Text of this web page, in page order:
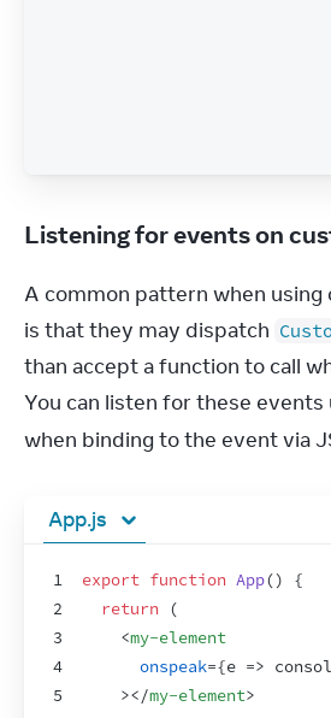
Listening for events on
A common pattern when
is that they may dispatch
than accept a function to call
You can listen for these events
when binding to the event via
App.js
1
2
3
4
5
export function App()
{
return
(
<my-element
onspeak={e =>
></my-element>